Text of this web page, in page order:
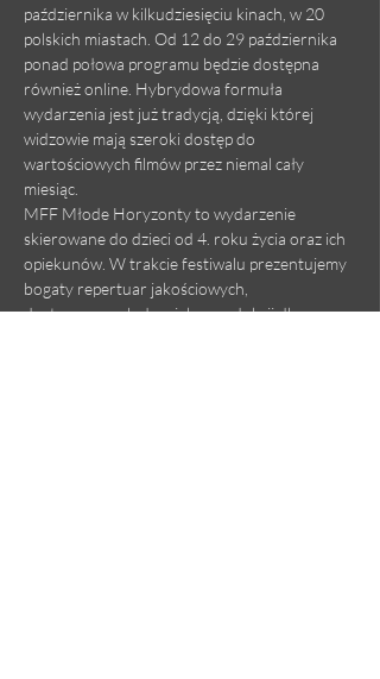
października w kilkudziesięciu kinach, w 20
polskich miastach. Od 12 do 29 października
ponad połowa programu będzie dostępna
również online. Hybrydowa formuła
wydarzenia jest już tradycją, dzięki której
widzowie mają szeroki dostęp do
wartościowych filmów przez niemal cały
miesiąc.
MFF Młode Horyzonty to wydarzenie
skierowane do dzieci od 4. roku życia oraz ich
opiekunów. W trakcie festiwalu prezentujemy
bogaty repertuar jakościowych,
dostosowanych do wieku produkcji dla